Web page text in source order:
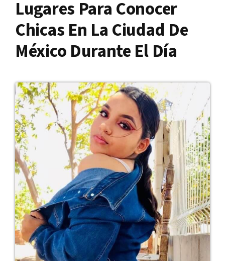
Lugares Para Conocer
Chicas En La Ciudad De
México Durante El Día